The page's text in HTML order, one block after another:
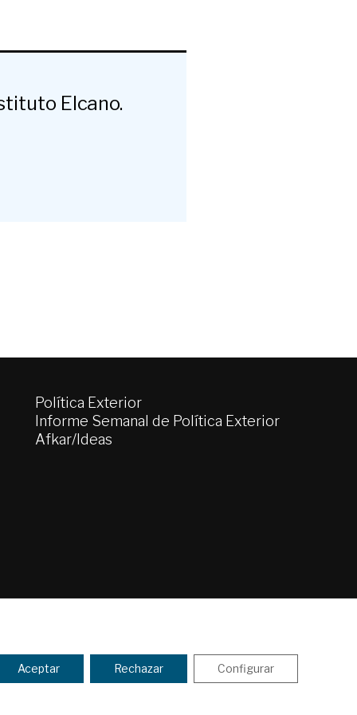
Elcano.
Política Exterior
Informe Semanal de Política Exterior
Afkar/Ideas
Aceptar Rechazar Configurar
ENVIAR